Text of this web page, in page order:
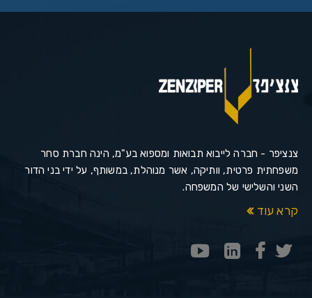
צנציפר - חברה לייבוא תבואות ומספוא בע"מ, הינה חברת סחר
משפחתית פרטית, וותיקה, אשר מנוהלת, במשותף, על ידי בני הדור
השני והשלישי של המשפחה.
קרא עוד